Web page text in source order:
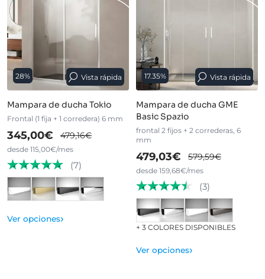
28% Vista rápida
Mampara de ducha Tokio
Frontal (1 fija + 1 corredera) 6 mm
345,00€ 479,16€
desde 115,00€/mes
(7)
Ver opciones›
17.35% Vista rápida
Mampara de ducha GME
Basic Spazio
frontal 2 fijos + 2 correderas, 6
mm
479,03€ 579,59€
desde 159,68€/mes
(3)
+ 3 COLORES DISPONIBLES
Ver opciones›